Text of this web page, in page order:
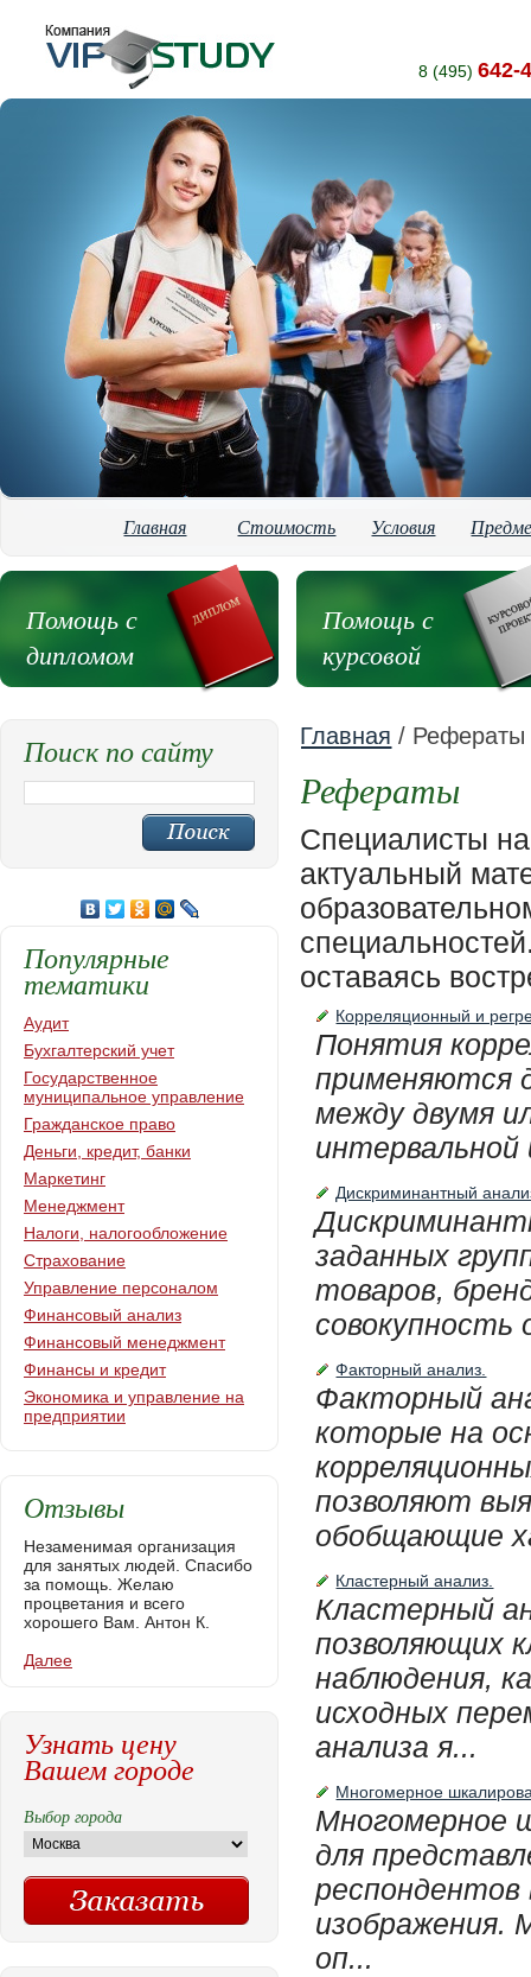
8 (495) 642-
Главная Стоимость Условия
Помощь с
дипломом
Помощь с
курсовой
Главная / Рефераты
Рефераты
Специалисты
актуальный
оставаясь
Корреляционный и
Понятия
применяются
между двумя
Дискриминантный
заданных
товаров,
совокупность
Факторный анализ.
Факторный
которые на
позволяют
обобщающие
Кластерный анализ.
Кластерный
позволяющих
наблюдения,
исходных
анализа я...
Многомерное
Многомерное
для
изображения.
оп...
Поиск по сайту
Популярные
тематики
Аудит
Бухгалтерский учет
Государственное
муниципальное управление
Гражданское право
Деньги, кредит, банки
Маркетинг
Менеджмент
Налоги, налогообложение
Страхование
Управление персоналом
Финансовый анализ
Финансовый менеджмент
Финансы и кредит
Экономика и управление на
предприятии
Отзывы
Незаменимая организация
для занятых людей. Спасибо
за помощь. Желаю
процветания и всего
хорошего Вам. Антон К.
Далее
Узнать цену
Вашем городе
Выбор города